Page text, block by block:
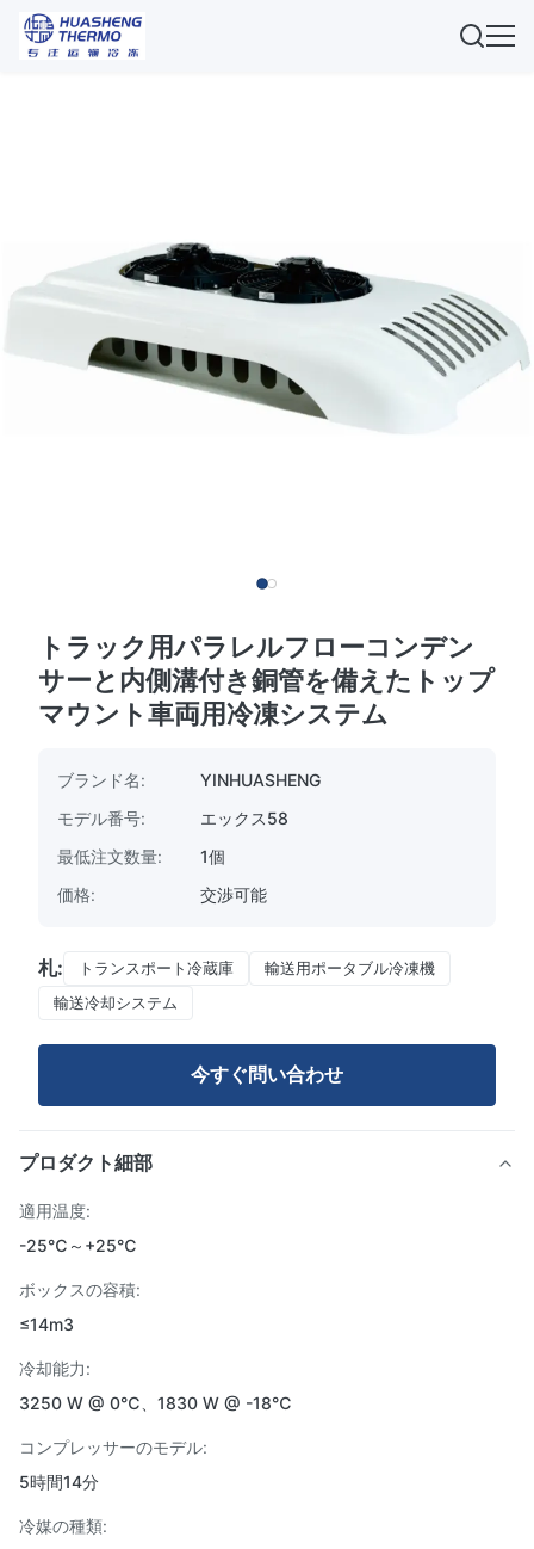
トラック用パラレルフローコンデン
サーと内側溝付き銅管を備えたトップ
マウント車両用冷凍システム
ブランド名:
YINHUASHENG
モデル番号:
エックス58
最低注文数量:
1個
価格:
交渉可能
札: トランスポート冷蔵庫
輸送用ポータブル冷凍機
輸送冷却システム
今すぐ問い合わせ
プロダクト細部
適用温度:
-25℃～+25℃
ボックスの容積:
≤14m3
冷却能力:
3250 W @ 0℃、1830 W @ -18℃
コンプレッサーのモデル:
5時間14分
冷媒の種類: